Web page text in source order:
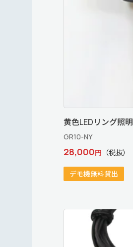
黄色LEDリング照明
GR10-NY
28,000円 （税抜）
デモ機無料貸出